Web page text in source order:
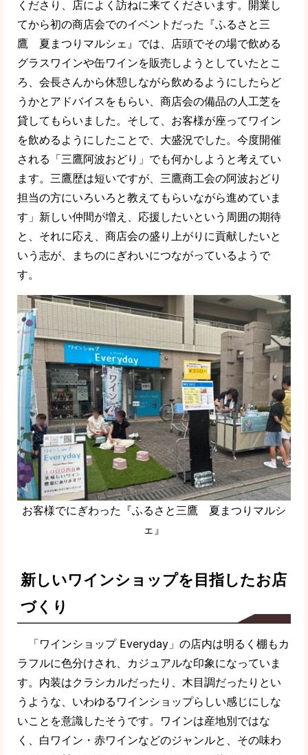
くださり、店によく訪ねに来てくださいます。開業し
てから初の商店会でのイベントだった『ふるさと三
鷹 夏まつりマルシェ』では、店頭でその場で飲める
グラスワインや缶ワインを販売しようとしていたとこ
ろ、会長さんから休憩しながら飲めるようにしたらど
うかとアドバイスをもらい、商店会の備品の人工芝を
貸してもらいました。そして、お客様が座ってワイン
を飲めるようにしたことで、大盛況でした。今度開催
される「三鷹阿波おどり」でも何かしようと考えてい
ます。三鷹歴は短いですが、三鷹商工会の阿波おどり
担当の方にいろいろと教えてもらいながら進めていま
す」新しい仲間が増え、応援したいという周囲の期待
と、それに応え、商店会の盛り上がりに貢献したいと
いう志が、まちのにぎわいにつながっているようで
す。
お客様でにぎわった『ふるさと三鷹 夏まつりマルシ
ェ』
新しいワインショップを目指したお店
づくり
「ワインショップ Everyday」の店内は明るく棚もカ
ラフルに色分けされ、カジュアルな印象になっていま
す。内装はクラシカルだったり、木目調だったりとい
うような、いわゆるワインショップらしい感じにしな
いことを意識したそうです。ワインは産地別ではな
く、白ワイン・赤ワインなどのジャンルと、その味わ